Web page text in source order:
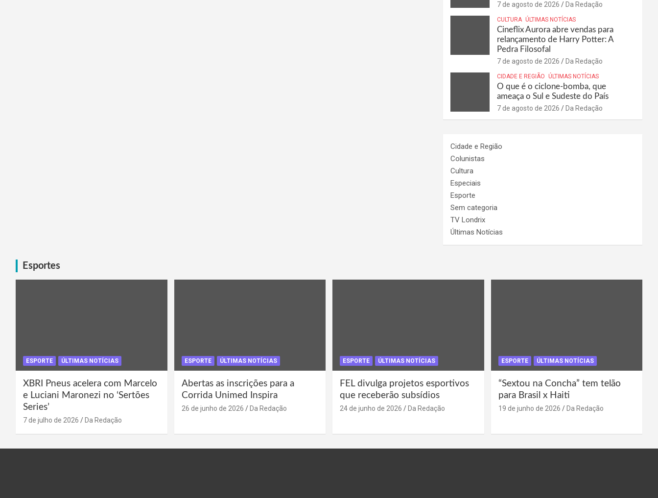
7 de agosto de 2026 Da Redação
CULTURA ÚLTIMAS NOTÍCIAS
Cineflix Aurora abre vendas para
relançamento de Harry Potter: A
Pedra Filosofal
7 de agosto de 2026 Da Redação
CIDADE E REGIÃO ÚLTIMAS NOTÍCIAS
O que é o ciclone-bomba, que
ameaça o Sul e Sudeste do País
7 de agosto de 2026 Da Redação
Cidade e Região
Colunistas
Cultura
Especiais
Esporte
Sem categoria
TV Londrix
Últimas Notícias
Esportes
ESPORTE ÚLTIMAS NOTÍCIAS
XBRI Pneus acelera com Marcelo
e Luciani Maronezi no ‘Sertões
Series’
7 de julho de 2026 Da Redação
ESPORTE ÚLTIMAS NOTÍCIAS
Abertas as inscrições para a
Corrida Unimed Inspira
26 de junho de 2026 Da Redação
ESPORTE ÚLTIMAS NOTÍCIAS
FEL divulga projetos esportivos
que receberão subsídios
24 de junho de 2026 Da Redação
ESPORTE ÚLTIMAS NOTÍCIAS
“Sextou na Concha” tem telão
para Brasil x Haiti
19 de junho de 2026 Da Redação